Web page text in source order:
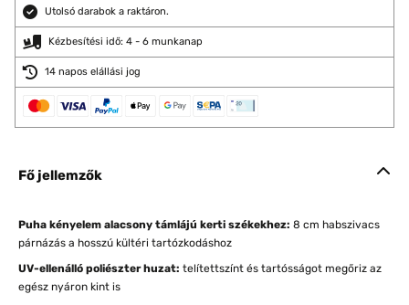
Utolsó darabok a raktáron.
Kézbesítési idő: 4 - 6 munkanap
14 napos elállási jog
Fő jellemzők
Puha kényelem alacsony támlájú kerti székekhez: 8 cm habszivacs
párnázás a hosszú kültéri tartózkodáshoz
UV-ellenálló poliészter huzat: telítettszínt és tartósságot megőriz az
egész nyáron kint is